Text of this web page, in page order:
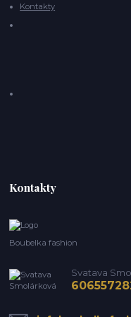
Kontakty
Kontakty
Boubelka fashion
Svatava